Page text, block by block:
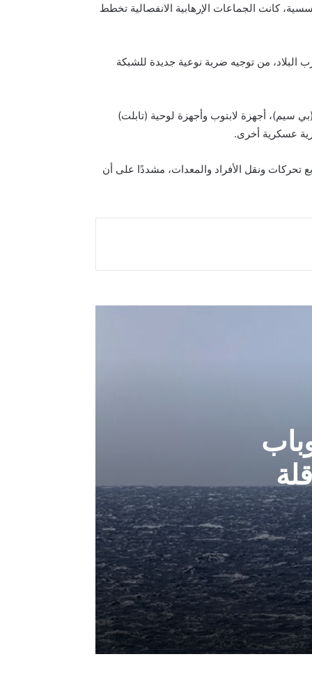
كانت الجماعات الإرهابية الانفصالية تخطط
من توجيه ضربة نوعية جديدة للشبكة
أجهزة لابتوب وأجهزة لوحية (تابلت)
تحركات ونقل الأفراد والمعدات، مشددًا على أن